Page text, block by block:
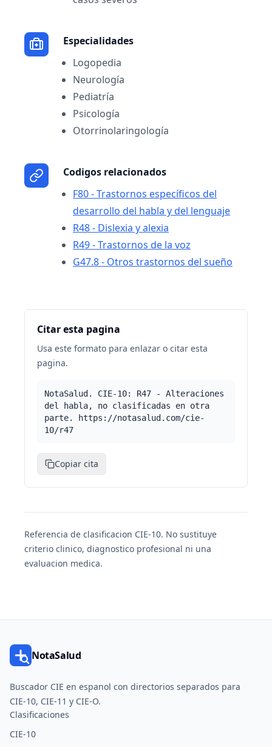
Especialidades
Logopedia
Neurología
Pediatría
Psicología
Otorrinolaringología
Codigos relacionados
F80 - Trastornos específicos del
desarrollo del habla y del lenguaje
R48 - Dislexia y alexia
R49 - Trastornos de la voz
G47.8 - Otros trastornos del sueño
Citar esta pagina
Usa este formato para enlazar o citar esta
pagina.
NotaSalud. CIE-10: R47 - Alteraciones
del habla, no clasificadas en otra
parte. https://notasalud.com/cie-
10/r47
Copiar cita
Referencia de clasificacion CIE-10. No sustituye
criterio clinico, diagnostico profesional ni una
evaluacion medica.
NotaSalud
Buscador CIE en espanol con directorios separados para
CIE-10, CIE-11 y CIE-O.
Clasificaciones
CIE-10